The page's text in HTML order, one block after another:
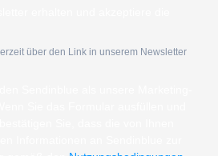
über den Link in unserem Newsletter